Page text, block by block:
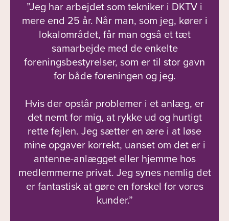
”Jeg har arbejdet som tekniker i DKTV i
mere end 25 år. Når man, som jeg, kører i
lokalområdet, får man også et tæt
samarbejde med de enkelte
foreningsbestyrelser, som er til stor gavn
for både foreningen og jeg.
Hvis der opstår problemer i et anlæg, er
det nemt for mig, at rykke ud og hurtigt
rette fejlen. Jeg sætter en ære i at løse
mine opgaver korrekt, uanset om det er i
antenne-anlægget eller hjemme hos
medlemmerne privat. Jeg synes nemlig det
er fantastisk at gøre en forskel for vores
kunder.”